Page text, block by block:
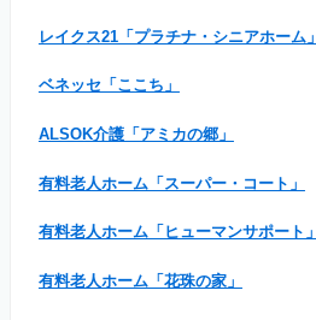
レイクス21「プラチナ・シニアホーム」
ベネッセ「ここち」
ALSOK介護「アミカの郷」
有料老人ホーム「スーパー・コート」
有料老人ホーム「ヒューマンサポート」
有料老人ホーム「花珠の家」